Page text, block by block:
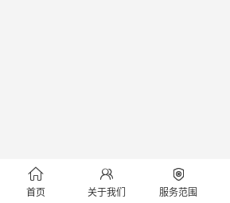

首页

关于我们

服务范围